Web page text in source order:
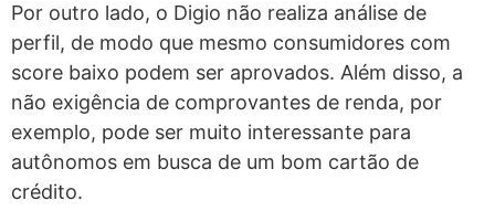
Por outro lado, o Digio não realiza análise de
perfil, de modo que mesmo consumidores com
score baixo podem ser aprovados. Além disso, a
não exigência de comprovantes de renda, por
exemplo, pode ser muito interessante para
autônomos em busca de um bom cartão de
crédito.